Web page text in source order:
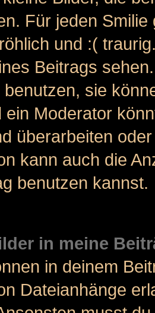
Für jeden
und :(
Beitrags
sie
ein Moderator
überarbeiten
kann auch die
benutzen kannst.
in meine
in deinem
Dateianhänge